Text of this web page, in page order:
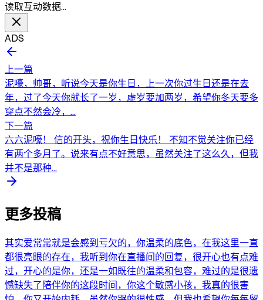
读取互动数据…
ADS
上一篇
泥嚎，帅哥，听说今天是你生日，上一次你过生日还是在去
年，过了今天你就长了一岁，虚岁要加两岁，希望你冬天要多
穿点不然会冷，...
下一篇
六六泥嚎！ 信的开头，祝你生日快乐！ 不知不觉关注你已经
有两个多月了。说来有点不好意思，虽然关注了这么久，但我
并不是那种...
更多投稿
其实爱常常就是会感到亏欠的，你温柔的底色，在我这里一直
都很亮眼的存在，我听到你在直播间的回复，很开心也有点难
过，开心的是你，还是一如既往的温柔和包容，难过的是很遗
憾缺失了陪伴你的这段时间，你这个敏感小孩，我真的很害